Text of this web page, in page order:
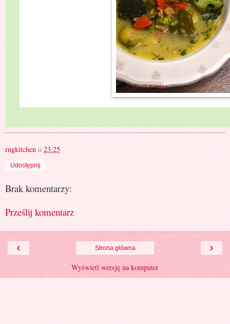
rngkitchen o 23:25
Udostępnij
Brak komentarzy:
Prześlij komentarz
‹ ›
Strona główna
Wyświetl wersję na komputer